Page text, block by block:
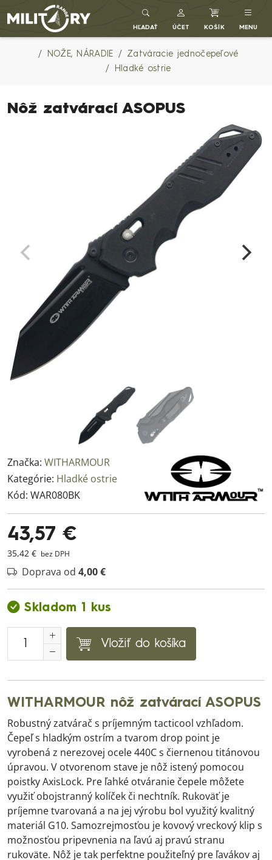
Army shop MILITARY RANGE SK
HĽADAŤ ÚČET KOŠÍK MENU
NOŽE, NÁRADIE
Zatváracie jednočepeľové
Hladké ostrie
Nôž zatvárací ASOPUS
Značka: WITHARMOUR
Kategórie: Hladké ostrie
Kód: WAR080BK
43,57 €
35,42 € bez DPH
Doprava od 4,00 €
Skladom 1 kus
Vložiť do košíka
WITHARMOUR nôž zatvárací ASOPUS
Robustný zatvárač s príjemným tacticool vzhľadom.
Čepeľ s hladkým ostrím a tvarom drop point je
vyrobená z nerezovej ocele 440C s čiernenou titánovou
úpravou. V otvorenom stave je nôž istený pomocou
poistky AxisLock. Pre ľahké otváranie čepele môžete
využiť obojstranný kolíček či nechtník. Rukoväť je
príjemne tvarovaná a na jej výrobu bol využitý kvalitný
materiál G10. Samozrejmosťou je kovový vreckový klip s
možnosťou pripevnenia na ľavú aj pravú stranu
rukoväte. Nôž je tak perfektne použiteľný pre ľavákov aj